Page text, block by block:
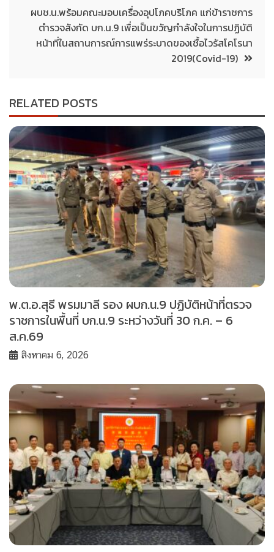
ผบช.น.พร้อมคณะมอบเครื่องอุปโภคบริโภค แก่ข้าราชการ
ตำรวจสังกัด บก.น.9 เพื่อเป็นขวัญกำลังใจในการปฏิบัติ
หน้าที่ในสถานการณ์การแพร่ระบาดของเชื้อไวรัสโคโรนา
2019(Covid-19)
RELATED POSTS
พ.ต.อ.สุธี พรมมาลี รอง ผบก.น.9 ปฏิบัติหน้าที่ตรวจ
ราชการในพื้นที่ บก.น.9 ระหว่างวันที่ 30 ก.ค. – 6
ส.ค.69
สิงหาคม 6, 2026